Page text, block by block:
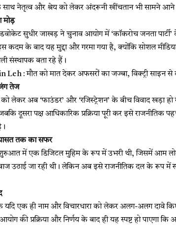
नेतृत्व और श्रेय को लेकर अंदरूनी खींचतान भी सामने आने
मोड़
सुधीर जाखड़ ने चुनाव आयोग में ‘कॉकरोच जनता
कदम के बाद यह मुद्दा और गरमा गया है, क्योंकि सोशल
संस्थापक बता रहे हैं।
: मौत को मात देकर अफसरों का जज्बा, विक्ट्री साइन से
तेज
को लेकर अब ‘फाउंडर’ और ‘रजिस्ट्रेशन’ के बीच विवाद खड़ा
दूसरा पक्ष आधिकारिक प्रक्रिया पूरी कर इसे राजनीतिक
तक का सफर
शुरुआत में एक डिजिटल मुहिम के रूप में उभरी थी, जिसमें आम
उठाई जा रही थी। लेकिन अब इसे राजनीतिक दल के रूप में
यदि एक ही नाम और विचारधारा को लेकर अलग-अलग दावे
की प्रक्रिया और निर्णय के बाद ही यह स्पष्ट हो पाएगा कि